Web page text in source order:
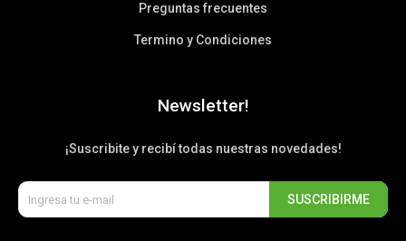
Preguntas frecuentes
Termino y Condiciones
Newsletter!
¡Suscribite y recibí todas nuestras novedades!
SUSCRIBIRME